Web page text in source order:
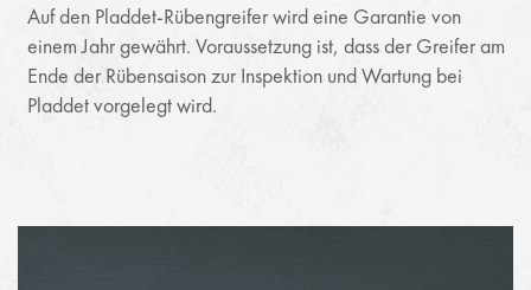
Auf den Pladdet-Rübengreifer wird eine Garantie von
einem Jahr gewährt. Voraussetzung ist, dass der Greifer am
Ende der Rübensaison zur Inspektion und Wartung bei
Pladdet vorgelegt wird.